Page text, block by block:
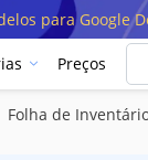
para Google
Preços
Folha de